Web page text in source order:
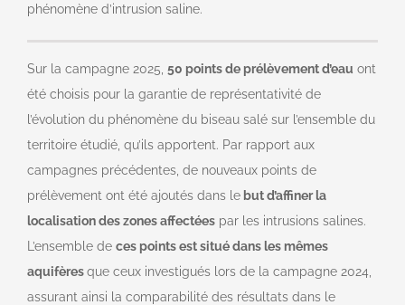
phénomène d’intrusion saline.
Sur la campagne 2025, 50 points de prélèvement d’eau ont
été choisis pour la garantie de représentativité de
l’évolution du phénomène du biseau salé sur l’ensemble du
territoire étudié, qu’ils apportent. Par rapport aux
campagnes précédentes, de nouveaux points de
prélèvement ont été ajoutés dans lebut d’affiner la
localisation des zones affectéespar les intrusions salines.
L’ensemble de ces points est situé dans les mêmes
aquifèresque ceux investigués lors de la campagne 2024,
assurant ainsi la comparabilité des résultats dans le